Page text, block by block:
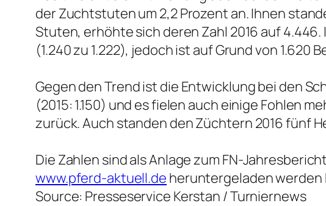
der Zuchtstuten um 2,2 Prozent an. Ihnen
Stuten, erhöhte sich deren Zahl 2016 auf
(1.240 zu 1.222), jedoch ist auf Grund von
Gegen den Trend ist die Entwicklung bei den
(2015: 1.150) und es fielen auch einige Fohlen
zurück. Auch standen den Züchtern 2016 fünf
Die Zahlen sind als Anlage zum FN-
www.pferd-aktuell.de heruntergeladen werden
Source: Presseservice Kerstan / Turniernews